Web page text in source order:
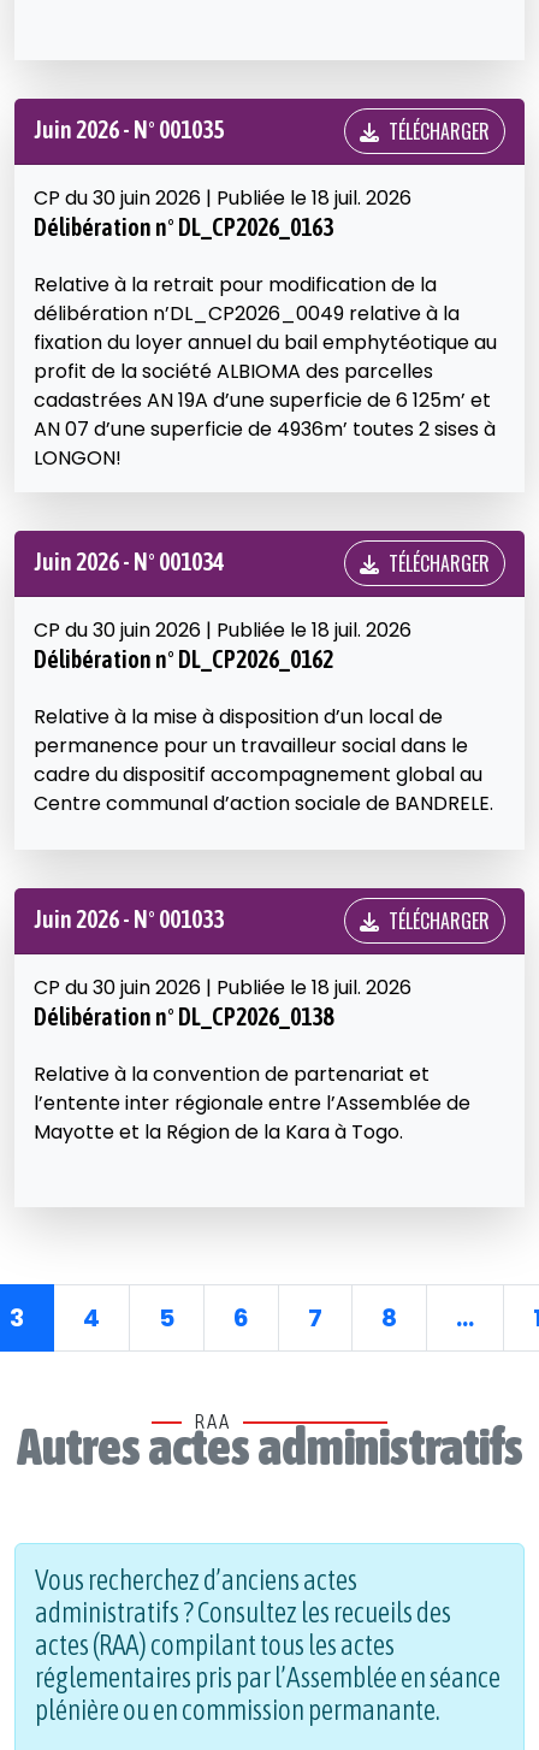
Juin 2026 - N° 001035 TÉLÉCHARGER
CP du 30 juin 2026 | Publiée le 18 juil. 2026
Délibération n° DL_CP2026_0163
Relative à la retrait pour modification de la
délibération n’DL_CP2026_0049 relative à la
fixation du loyer annuel du bail emphytéotique au
profit de la société ALBIOMA des parcelles
cadastrées AN 19A d’une superficie de 6 125m’ et
AN 07 d’une superficie de 4936m’ toutes 2 sises à
LONGON!
Juin 2026 - N° 001034 TÉLÉCHARGER
CP du 30 juin 2026 | Publiée le 18 juil. 2026
Délibération n° DL_CP2026_0162
Relative à la mise à disposition d’un local de
permanence pour un travailleur social dans le
cadre du dispositif accompagnement global au
Centre communal d’action sociale de BANDRELE.
Juin 2026 - N° 001033 TÉLÉCHARGER
CP du 30 juin 2026 | Publiée le 18 juil. 2026
Délibération n° DL_CP2026_0138
Relative à la convention de partenariat et
l’entente inter régionale entre l’Assemblée de
Mayotte et la Région de la Kara à Togo.
3 4 5 6 7 8 ...
RAA
Autres actes administratifs
Vous recherchez d’anciens actes
administratifs ? Consultez les recueils des
actes (RAA) compilant tous les actes
réglementaires pris par l’Assemblée en séance
plénière ou en commission permanante.